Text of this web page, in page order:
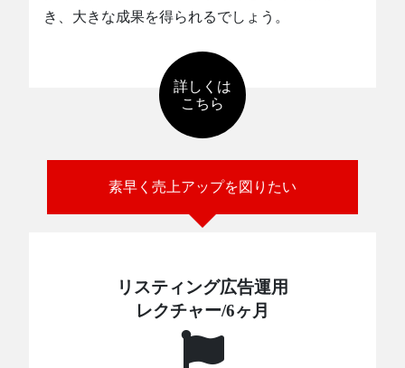
き、大きな成果を得られるでしょう。
詳しくは
こちら
素早く売上アップを図りたい
リスティング広告運用
レクチャー/6ヶ月